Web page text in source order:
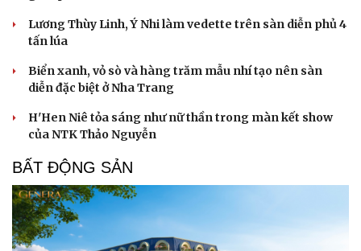
Lương Thùy Linh, Ý Nhi làm vedette trên sàn diễn phủ 4
tấn lúa
Biển xanh, vỏ sò và hàng trăm mẫu nhí tạo nên sàn
diễn đặc biệt ở Nha Trang
H'Hen Niê tỏa sáng như nữ thần trong màn kết show
của NTK Thảo Nguyễn
BẤT ĐỘNG SẢN